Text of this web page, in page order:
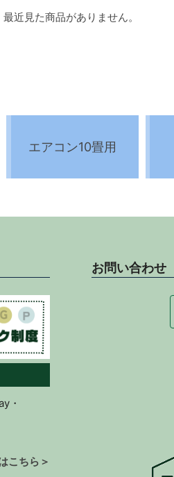
最近見た商品がありません。
エアコン10畳用
・
こちら＞
お問い合わせ